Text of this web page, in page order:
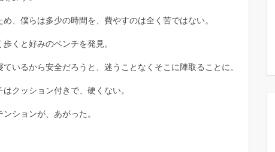
、僕らは多少の時間を、費やすのは全く苦ではない。
くと好みのベンチを発見。
いるから安全だろうと、迷うことなくそこに陣取ることに。
クッション付きで、硬くない。
ションが、あがった。